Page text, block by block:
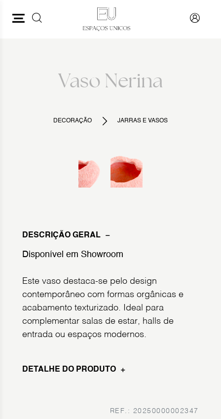
Vaso Nerina
DECORAÇÃO JARRAS E VASOS
DESCRIÇÃO GERAL
Disponível em Showroom
Este vaso destaca-se pelo design
contemporâneo com formas orgânicas e
acabamento texturizado. Ideal para
complementar salas de estar, halls de
entrada ou espaços modernos.
DETALHE DO PRODUTO
REF.: 20250000002347
PESQUISAR